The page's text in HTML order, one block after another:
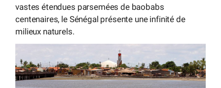
vastes étendues parsemées de baobabs
centenaires, le Sénégal présente une infinité de
milieux naturels.